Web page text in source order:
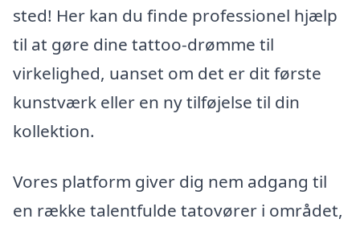
sted! Her kan du finde professionel hjælp
til at gøre dine tattoo-drømme til
virkelighed, uanset om det er dit første
kunstværk eller en ny tilføjelse til din
kollektion.
Vores platform giver dig nem adgang til
en række talentfulde tatovører i området,